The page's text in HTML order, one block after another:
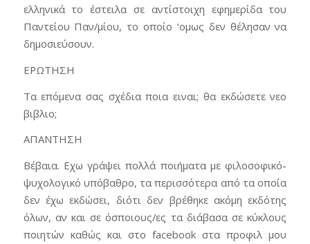
ελληνικά το έστειλα σε αντίστοιχη εφημερίδα του
Παντείου Παν/μίου, το οποίο ‘ομως δεν θέλησαν να
δημοσιεύσουν.
ΕΡΩΤΗΣΗ
Τα επόμενα σας σχέδια ποια ειναι; θα εκδώσετε νεο
βιβλιο;
ΑΠΑΝΤΗΣΗ
Βέβαια. Εχω γράψει πολλά ποιήματα με φιλοσοφικό-
ψυχολογικό υπόβαθρο, τα περισσότερα από τα οποία
δεν έχω εκδώσει, διότι δεν βρέθηκε ακόμη εκδότης
όλων, αν και σε όσποιους/ες τα διάβασα σε κύκλους
ποιητών καθώς και στο facebook στα προφιλ μου